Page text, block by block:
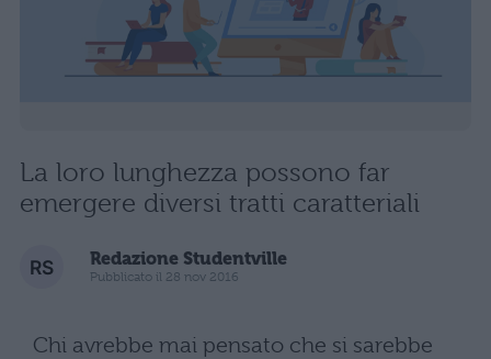
La loro lunghezza possono far
emergere diversi tratti caratteriali
Redazione Studentville
Pubblicato il 28 nov 2016
Chi avrebbe mai pensato che si sarebbe